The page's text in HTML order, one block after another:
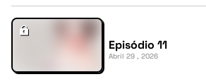
Episódio 11
Abril 29 , 2026